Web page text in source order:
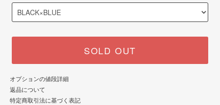
SOLD OUT
オプションの値段詳細
返品について
特定商取引法に基づく表記